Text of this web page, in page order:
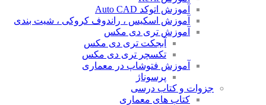
آموزش اتوکد Auto CAD
آموزش اسکیس ، راندوف کروکی ، شیت بندی
آموزش تری دی مکس
آبجکت تری دی مکس
تکسچر تری دی مکس
آموزش فتوشاپ در معماری
جزوات و کتاب درسی
کتاب های معماری